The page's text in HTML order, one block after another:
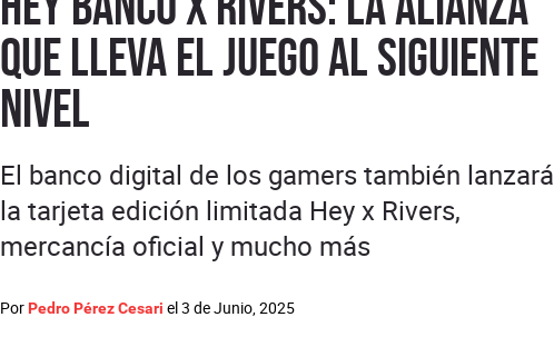
que lleva el juego al siguiente
nivel
Por Pedro Pérez Cesari el3 de Junio, 2025
El banco digital de los gamers también lanzará
la tarjeta edición limitada Hey x Rivers,
mercancía oficial y mucho más